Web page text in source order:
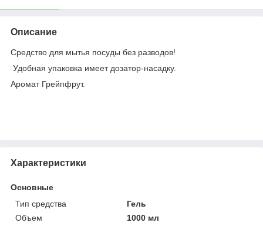
Описание
Средство для мытья посуды без разводов!
Удобная упаковка имеет дозатор-насадку.
Аромат Грейпфрут.
Характеристики
Основные
Тип средства
Гель
Объем
1000 мл